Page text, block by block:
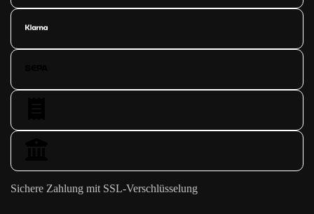
Sichere Zahlung mit SSL-Verschlüsselung